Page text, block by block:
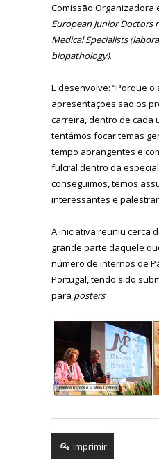
Comissão Organizadora
European Junior Doctors
Medical Specialists
biopathology).
E desenvolve: “Porque o
apresentações são os
carreira, dentro de cada
tentámos focar temas
tempo abrangentes e
fulcral dentro da
conseguimos, temos
interessantes e
A iniciativa reuniu cerca
grande parte daquele
número de internos de
Portugal, tendo sido
para posters.
Imprimir